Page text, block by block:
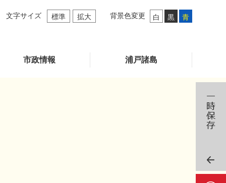
文字サイズ 標準 拡大 背景色変更 白 黒 青
市政情報 浦戸諸島